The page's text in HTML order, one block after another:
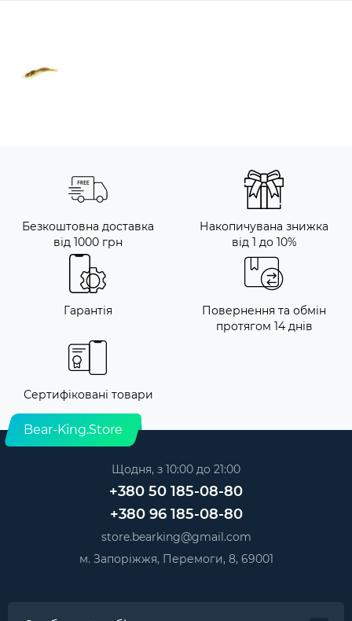
Безкоштовна доставка
від 1000 грн
Накопичувана знижка
від 1 до 10%
Гарантія
Повернення та обмін
протягом 14 днів
Сертифіковані товари
Bear-King.Store
Щодня, з 10:00 до 21:00
+380 50 185-08-80
+380 96 185-08-80
store.bearking@gmail.com
м. Запоріжжя, Перемоги, 8, 69001